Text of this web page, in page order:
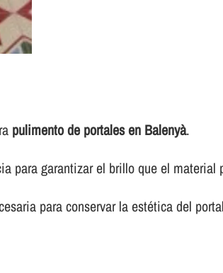
pulimento de portales en Balenyà.
para garantizar el brillo que el material
para conservar la estética del